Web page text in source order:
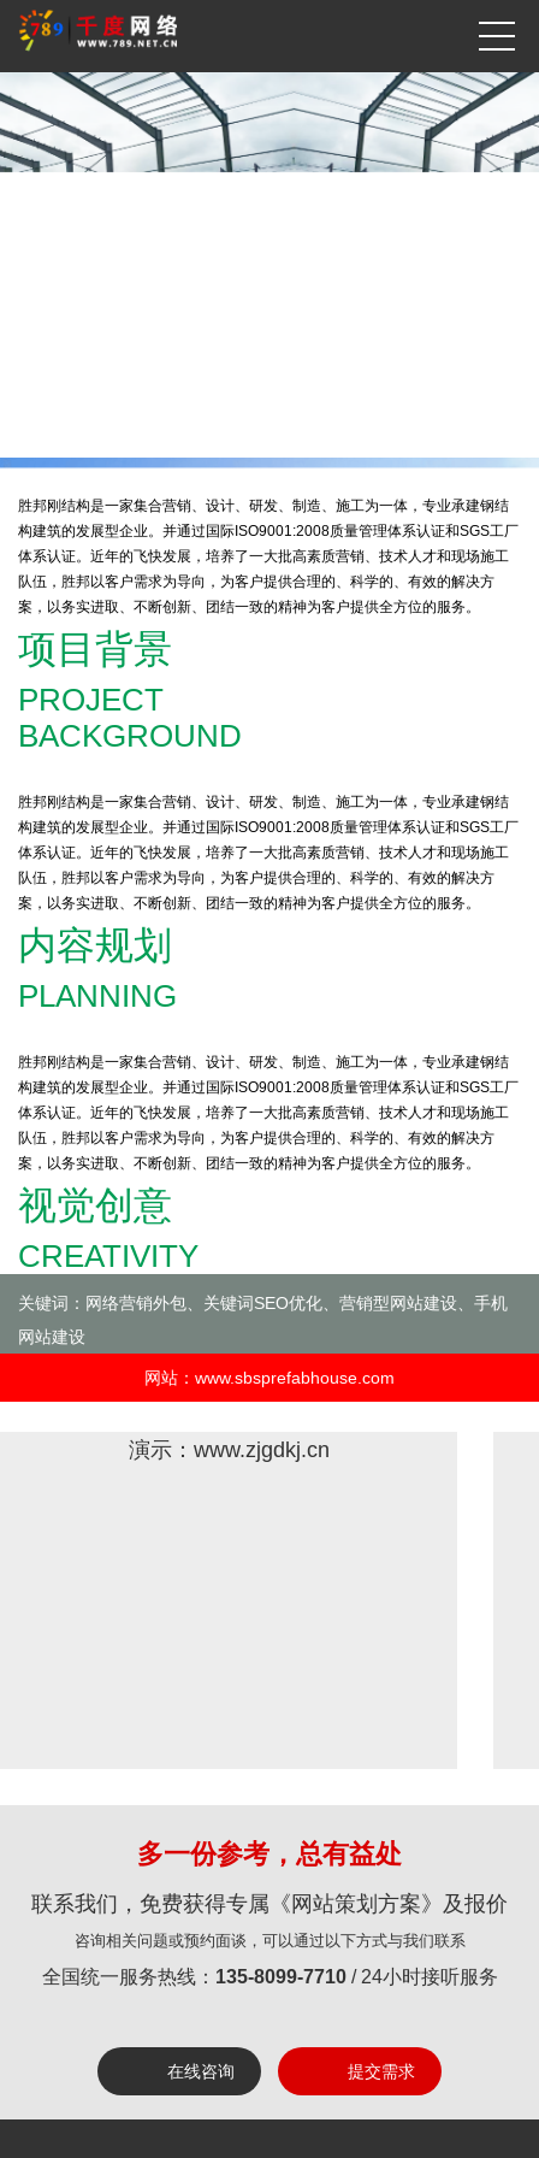
胜邦刚结构是一家集合营销、设计、研发、制造、施工为一体，专业承建钢结
构建筑的发展型企业。并通过国际ISO9001:2008质量管理体系认证和SGS工厂
体系认证。近年的飞快发展，培养了一大批高素质营销、技术人才和现场施工
队伍，胜邦以客户需求为导向，为客户提供合理的、科学的、有效的解决方
案，以务实进取、不断创新、团结一致的精神为客户提供全方位的服务。
项目背景
PROJECT
BACKGROUND
胜邦刚结构是一家集合营销、设计、研发、制造、施工为一体，专业承建钢结
构建筑的发展型企业。并通过国际ISO9001:2008质量管理体系认证和SGS工厂
体系认证。近年的飞快发展，培养了一大批高素质营销、技术人才和现场施工
队伍，胜邦以客户需求为导向，为客户提供合理的、科学的、有效的解决方
案，以务实进取、不断创新、团结一致的精神为客户提供全方位的服务。
内容规划
PLANNING
胜邦刚结构是一家集合营销、设计、研发、制造、施工为一体，专业承建钢结
构建筑的发展型企业。并通过国际ISO9001:2008质量管理体系认证和SGS工厂
体系认证。近年的飞快发展，培养了一大批高素质营销、技术人才和现场施工
队伍，胜邦以客户需求为导向，为客户提供合理的、科学的、有效的解决方
案，以务实进取、不断创新、团结一致的精神为客户提供全方位的服务。
视觉创意
CREATIVITY
关键词：网络营销外包、关键词SEO优化、营销型网站建设、手机
网站建设
网站：www.sbsprefabhouse.com
演示：www.zjgdkj.cn
多一份参考，总有益处
联系我们，免费获得专属《网站策划方案》及报价
咨询相关问题或预约面谈，可以通过以下方式与我们联系
全国统一服务热线： 135-8099-7710/ 24小时接听服务
在线咨询 提交需求